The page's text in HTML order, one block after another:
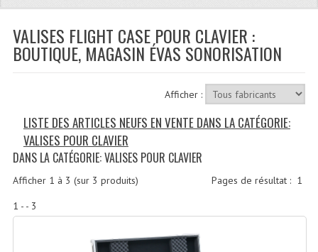
Plan Acces, Horaires.
Location De Matériel
Le Matériel D´occasion
Recevoir Nos Promotions
Sonorisation
VALISES FLIGHT CASE POUR CLAVIER :
BOUTIQUE, MAGASIN ÉVAS SONORISATION
Afficher :
LISTE DES ARTICLES NEUFS EN VENTE DANS LA CATÉGORIE:
VALISES POUR CLAVIER
DANS LA CATÉGORIE: VALISES POUR CLAVIER
Pages de résultat : 1
Afficher 1 à 3 (sur 3 produits)
1 - - 3